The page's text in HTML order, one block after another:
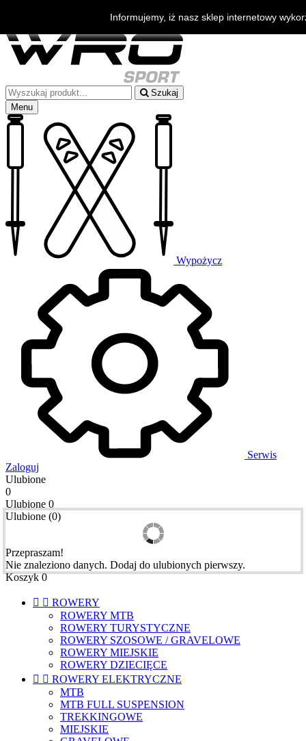
Bezpłatna wysyłka od 500zł
+48 530 006 888
Szukaj
Menu
Wypożycz
Serwis
Zaloguj
Ulubione
0
Ulubione 0
Ulubione (0)
Przepraszam!
Nie znaleziono danych. Dodaj do ulubionych pierwszy.
Koszyk 0
  ROWERY
ROWERY MTB
ROWERY TURYSTYCZNE
ROWERY SZOSOWE / GRAVELOWE
ROWERY MIEJSKIE
ROWERY DZIECIĘCE
  ROWERY ELEKTRYCZNE
MTB
MTB FULL SUSPENSION
TREKKINGOWE
MIEJSKIE
Informujemy, iż nasz sklep internetowy